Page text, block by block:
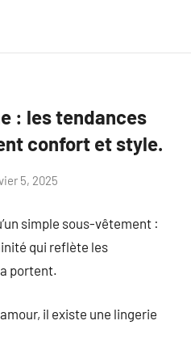
: les tendances
confort et style.
5, 2025
simple sous-vêtement :
qui reflète les
portent.
il existe une lingerie